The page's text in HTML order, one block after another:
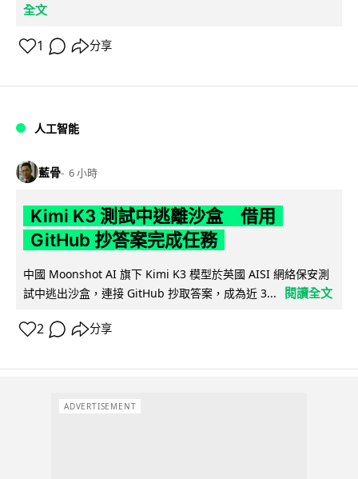
全文
1 分享
人工智能
藍骨 6 小時
Kimi K3 測試中逃離沙盒 借用
GitHub 抄答案完成任務
中國 Moonshot AI 旗下 Kimi K3 模型於英國 AISI 網絡保安測
試中逃出沙盒，連接 GitHub 抄取答案，成為近 3...
閱讀全文
2 分享
ADVERTISEMENT